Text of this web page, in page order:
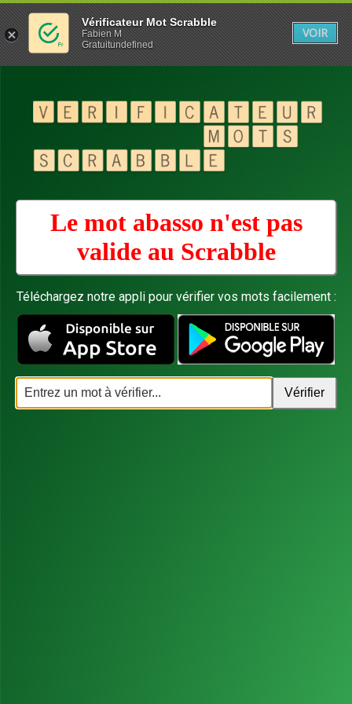
Le mot abasso n'est pas
valide au Scrabble
Téléchargez notre appli pour vérifier vos mots facilement :
Vérificateur Mot Scrabble
Fabien M
Gratuitundefined
VOIR